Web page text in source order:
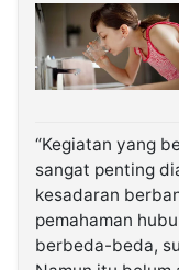
“Kegiatan yang
sangat penting
kesadaran
pemahaman
berbeda-beda,